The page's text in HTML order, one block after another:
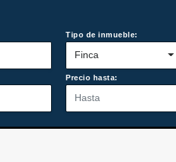
Tipo de inmueble:
Finca
Precio hasta: